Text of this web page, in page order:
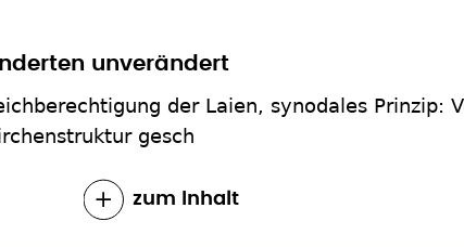
unverändert
der Laien, synodales Prinzip:
gesch
zum Inhalt